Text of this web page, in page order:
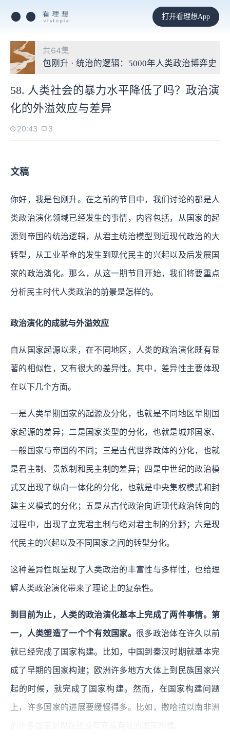
打开看理想App
共64集
包刚升 · 统治的逻辑：5000年人类政治博弈史
58. 人类社会的暴力水平降低了吗？政治演
化的外溢效应与差异
20:43 3
文稿
你好，我是包刚升。在之前的节目中，我们讨论的都是人
类政治演化领域已经发生的事情，内容包括，从国家的起
源到帝国的统治逻辑，从君主统治模型到近现代政治的大
转型，从工业革命的发生到现代民主的兴起以及后发展国
家的政治演化。那么，从这一期节目开始，我们将要重点
分析民主时代人类政治的前景是怎样的。
政治演化的成就与外溢效应
自从国家起源以来，在不同地区，人类的政治演化既有显
著的相似性，又有很大的差异性。其中，差异性主要体现
在以下几个方面。
一是人类早期国家的起源及分化，也就是不同地区早期国
家起源的差异；二是国家类型的分化，也就是城邦国家、
一般国家与帝国的不同；三是古代世界政体的分化，也就
是君主制、贵族制和民主制的差异；四是中世纪的政治模
式又出现了纵向一体化的分化，也就是中央集权模式和封
建主义模式的分化；五是从古代政治向近现代政治转向的
过程中，出现了立宪君主制与绝对君主制的分野；六是现
代民主的兴起以及不同国家之间的转型分化。
这种差异性既呈现了人类政治的丰富性与多样性，也给理
解人类政治演化带来了理论上的复杂性。
到目前为止，人类的政治演化基本上完成了两件事情。第
一，人类塑造了一个个有效国家。 很多政治体在许久以前
就已经完成了国家构建。比如，中国到秦汉时期就基本完
成了早期的国家构建；欧洲许多地方大体上到民族国家兴
起的时候，就完成了国家构建。然而，在国家构建问题
上，许多国家的进展要缓慢得多。比如，撒哈拉以南非洲